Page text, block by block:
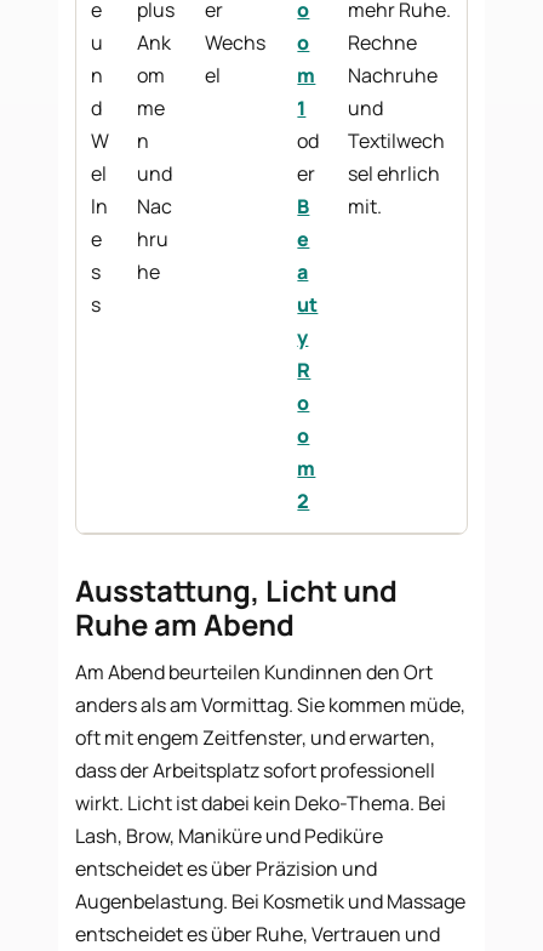
e
u
n
d
W
el
ln
e
s
s
plus
Ank
om
me
n
und
Nac
hru
he
er
Wechs
el
o
o
m
1
od
er
B
e
a
ut
y
R
o
o
m
2
mehr Ruhe.
Rechne
Nachruhe
und
Textilwech
sel ehrlich
mit.
Ausstattung, Licht und
Ruhe am Abend
Am Abend beurteilen Kundinnen den Ort
anders als am Vormittag. Sie kommen müde,
oft mit engem Zeitfenster, und erwarten,
dass der Arbeitsplatz sofort professionell
wirkt. Licht ist dabei kein Deko-Thema. Bei
Lash, Brow, Maniküre und Pediküre
entscheidet es über Präzision und
Augenbelastung. Bei Kosmetik und Massage
entscheidet es über Ruhe, Vertrauen und